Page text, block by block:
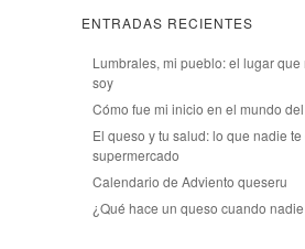
ENTRADAS RECIENTES
Lumbrales, mi pueblo: el lugar
soy
Cómo fue mi inicio en el mundo
El queso y tu salud: lo que nadie
supermercado
Calendario de Adviento queseru
¿Qué hace un queso cuando